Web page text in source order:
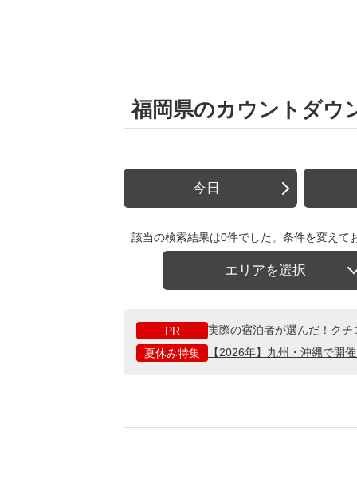
福岡県のカウントダウ
今日
該当の検索結果は0件でした。条件を変えて
エリアを選択
PR
実際の宿泊者が選んだ！ク
夏休み特集
【2026年】九州・沖縄で開